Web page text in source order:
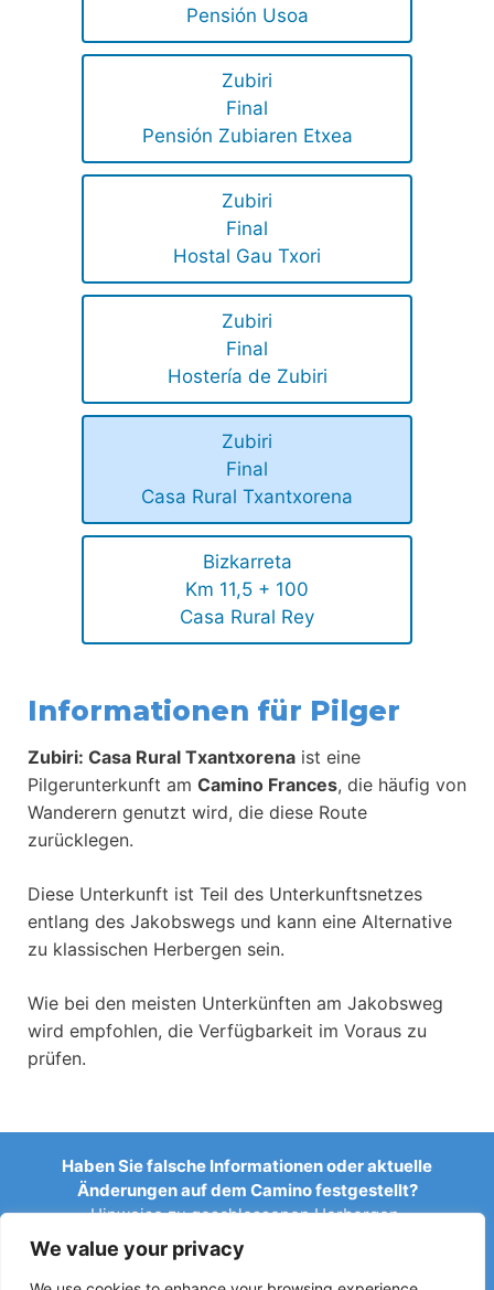
We value your privacy
Pensión Usoa
Zubiri
Final
Pensión Zubiaren Etxea
Zubiri
Final
Hostal Gau Txori
Zubiri
Final
Hostería de Zubiri
Zubiri
Final
Casa Rural Txantxorena
Bizkarreta
Km 11,5 + 100
Casa Rural Rey
Informationen für Pilger
Zubiri: Casa Rural Txantxorena ist eine
Pilgerunterkunft am Camino Frances, die häufig von
Wanderern genutzt wird, die diese Route
zurücklegen.
Diese Unterkunft ist Teil des Unterkunftsnetzes
entlang des Jakobswegs und kann eine Alternative
zu klassischen Herbergen sein.
Wie bei den meisten Unterkünften am Jakobsweg
wird empfohlen, die Verfügbarkeit im Voraus zu
prüfen.
Haben Sie falsche Informationen oder aktuelle
Änderungen auf dem Camino festgestellt?
Hinweise zu geschlossenen Herbergen,
Überschwemmungen, Umleitungen, Bauarbeiten oder
anderen Änderungen helfen, den Reiseführer aktuell zu